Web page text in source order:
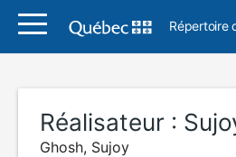
Répertoire
Réalisateur :
Ghosh, Sujoy